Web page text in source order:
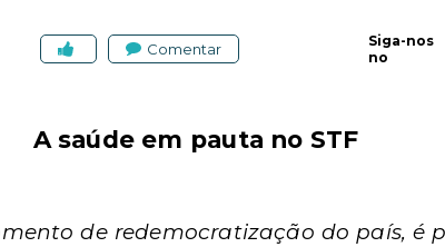
Comentar
Siga-nos
no
A saúde em pauta no STF
de redemocratização do país, é